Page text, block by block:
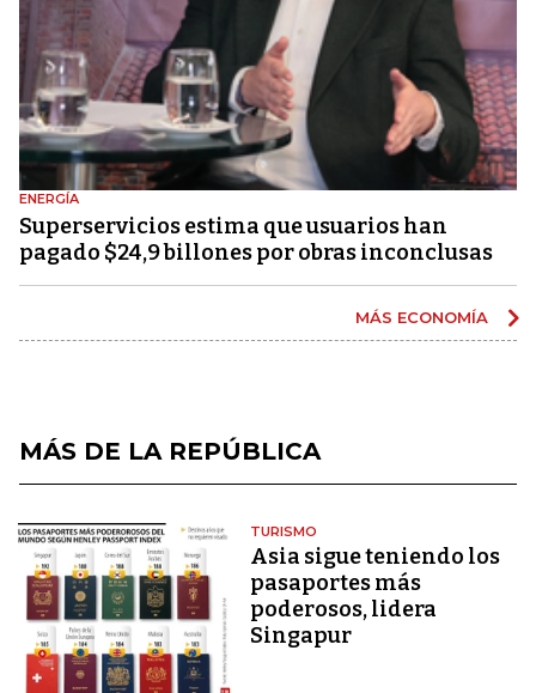
ENERGÍA
Superservicios estima que usuarios han
pagado $24,9 billones por obras inconclusas
MÁS ECONOMÍA
MÁS DE LA REPÚBLICA
TURISMO
Asia sigue teniendo los
pasaportes más
poderosos, lidera
Singapur